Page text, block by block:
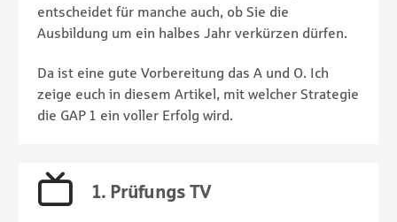
entscheidet für manche auch, ob Sie die
Ausbildung um ein halbes Jahr verkürzen dürfen.
Da ist eine gute Vorbereitung das A und O. Ich
zeige euch in diesem Artikel, mit welcher Strategie
die GAP 1 ein voller Erfolg wird.
1. Prüfungs TV